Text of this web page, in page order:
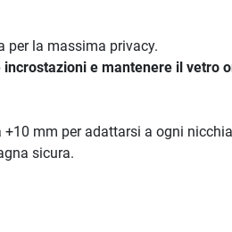
per la massima privacy.
e mantenere il vetro
mm per adattarsi a ogni
sicura.